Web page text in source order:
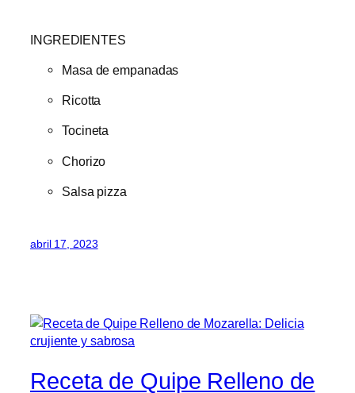
INGREDIENTES
Masa de empanadas
Ricotta
Tocineta
Chorizo
Salsa pizza
abril 17, 2023
Receta de Quipe Relleno de